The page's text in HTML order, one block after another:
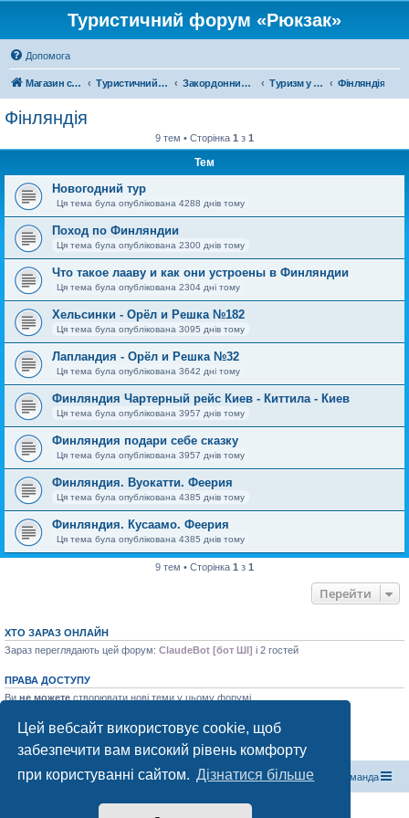
Цей вебсайт використовує cookie, щоб
забезпечити вам високий рівень комфорту
при користуванні сайтом. Дізнатися більше
Туристичний форум «Рюкзак»
Допомога
Магазин спорядження Туристичний форум «Рюкзак» Закордонний туризм Туризм у Європі Фінляндія
Фінляндія
9 тем • Сторінка 1 з 1
Тем
Новогодний тур
Ця тема була опублікована 4288 днів тому
Поход по Финляндии
Ця тема була опублікована 2300 днів тому
Что такое лааву и как они устроены в Финляндии
Ця тема була опублікована 2304 дні тому
Хельсинки - Орёл и Решка №182
Ця тема була опублікована 3095 днів тому
Лапландия - Орёл и Решка №32
Ця тема була опублікована 3642 дні тому
Финляндия Чартерный рейс Киев - Киттила - Киев
Ця тема була опублікована 3957 днів тому
Финляндия подари себе сказку
Ця тема була опублікована 3957 днів тому
Финляндия. Вуокатти. Феерия
Ця тема була опублікована 4385 днів тому
Финляндия. Кусаамо. Феерия
Ця тема була опублікована 4385 днів тому
9 тем • Сторінка 1 з 1
Перейти
ХТО ЗАРАЗ ОНЛАЙН
Зараз переглядають цей форум: ClaudeBot [бот ШІ] і 2 гостей
ПРАВА ДОСТУПУ
Ви не можете створювати нові теми у цьому форумі
Вине можетередагувати ваші повідомлення у цьому форумі
Вине можетевидаляти ваші повідомлення у цьому форумі
Вине можетедодавати файли у цьому форумі
Магазин спорядження Туристичний форум «Рюкзак» Команда
Працює на phpBB® Forum Software © phpBB Limited